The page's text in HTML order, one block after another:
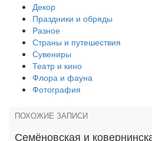
Декор
Праздники и обряды
Разное
Страны и путешествия
Сувениры
Театр и кино
Флора и фауна
Фотография
ПОХОЖИЕ ЗАПИСИ
Семёновская и